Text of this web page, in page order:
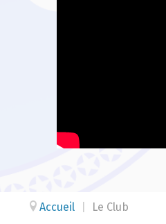
Accueil Le Club